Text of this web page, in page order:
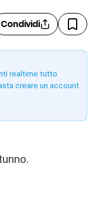
Condividi
realtime tutto
creare un account